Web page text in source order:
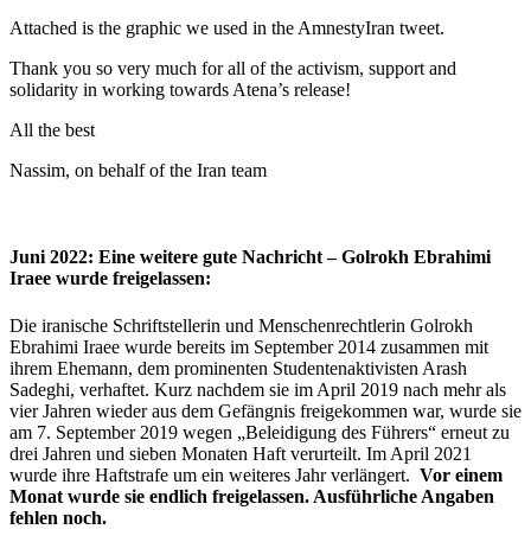
Attached is the graphic we used in the AmnestyIran tweet.
Thank you so very much for all of the activism, support and
solidarity in working towards Atena’s release!
All the best
Nassim, on behalf of the Iran team
Juni 2022: Eine weitere gute Nachricht – Golrokh Ebrahimi
Iraee wurde freigelassen:
Die iranische Schriftstellerin und Menschenrechtlerin Golrokh
Ebrahimi Iraee wurde bereits im September 2014 zusammen mit
ihrem Ehemann, dem prominenten Studentenaktivisten Arash
Sadeghi, verhaftet. Kurz nachdem sie im April 2019 nach mehr als
vier Jahren wieder aus dem Gefängnis freigekommen war, wurde sie
am 7. September 2019 wegen „Beleidigung des Führers“ erneut zu
drei Jahren und sieben Monaten Haft verurteilt. Im April 2021
wurde ihre Haftstrafe um ein weiteres Jahr verlängert. Vor einem
Monat wurde sie endlich freigelassen. Ausführliche Angaben
fehlen noch.